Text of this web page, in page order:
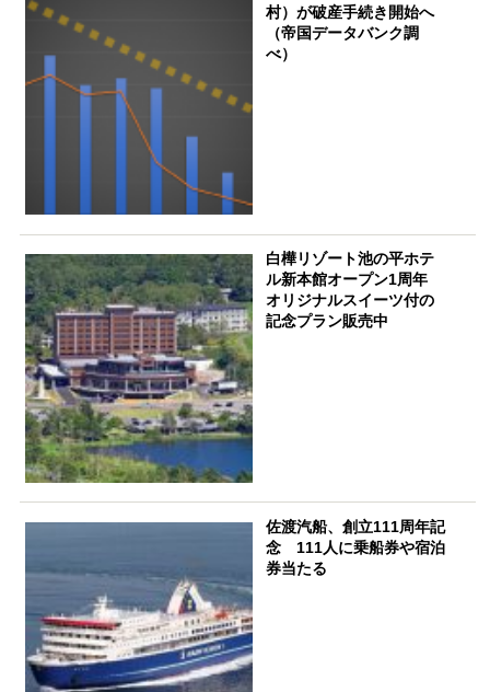
村）が破産手続き開始へ
（帝国データバンク調
べ）
白樺リゾート池の平ホテ
ル新本館オープン1周年
オリジナルスイーツ付の
記念プラン販売中
佐渡汽船、創立111周年記
念 111人に乗船券や宿泊
券当たる